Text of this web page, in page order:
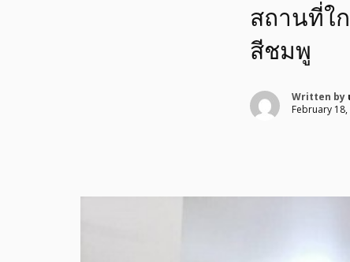
สถานที่ใ
สีชมพู
Written by
February 18,